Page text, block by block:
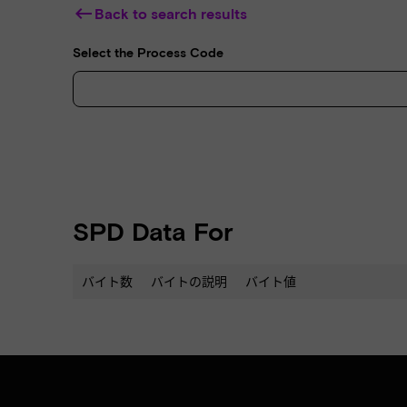
keyboard_backspace Back to search results
Select the Process Code
SPD Data For
バイト数 バイトの説明 バイト値